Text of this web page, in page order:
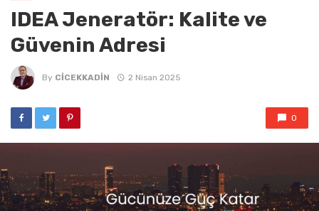
IDEA Jeneratör: Kalite ve
Güvenin Adresi
By CICEKKADIN 2 Nisan 2025
0